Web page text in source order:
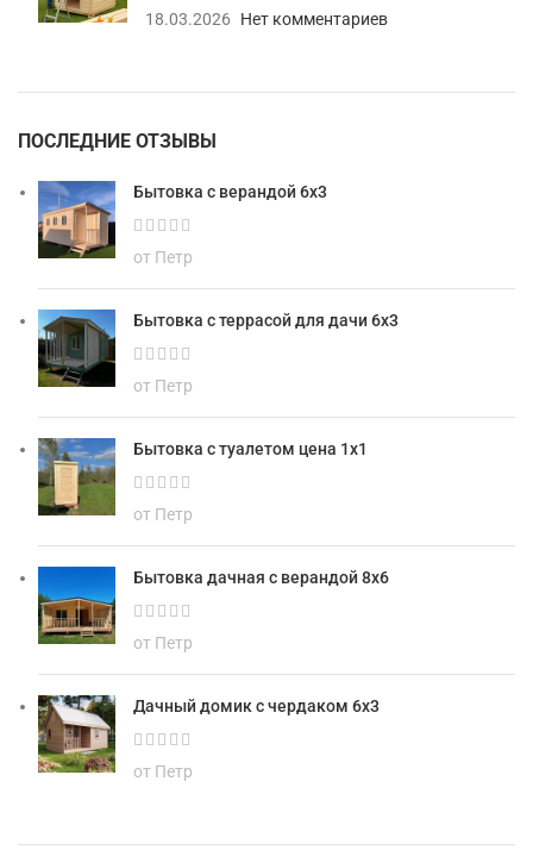
18.03.2026
Нет комментариев
ПОСЛЕДНИЕ ОТЗЫВЫ
Бытовка с верандой 6х3
от Петр
Бытовка с террасой для дачи 6х3
от Петр
Бытовка с туалетом цена 1х1
от Петр
Бытовка дачная с верандой 8х6
от Петр
Дачный домик с чердаком 6х3
от Петр